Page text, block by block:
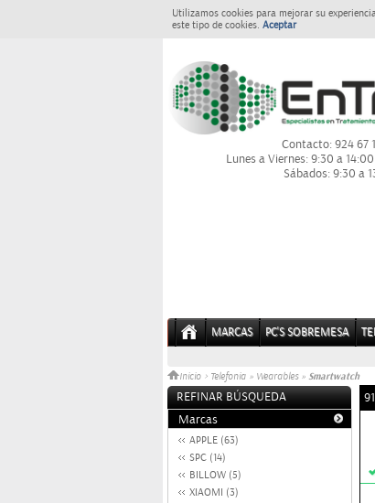
Utilizamos cookies para mejorar su
este tipo de cookies. Aceptar
Contacto: 924 67
Lunes a Viernes: 9:30 a
Sábados: 9:30 a
MARCAS PC'S SOBREMESA
Inicio > Telefonia » Wearables » Smartwatch
REFINAR BÚSQUEDA
Marcas
APPLE (63)
SPC (14)
BILLOW (5)
XIAOMI (3)